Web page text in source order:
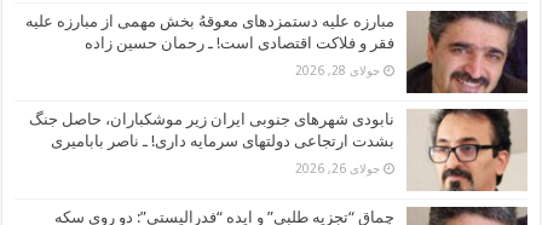
مبارزه علیه دستمزدهای معوقهُ بخش مهمی از مبارزه علیه
فقر و فلاکت اقتصادی است! ـ رحمان حسین زاده
جولای 28, 2026
نابودی شهرهای جنوبی ایران زیر موشکباران، حاصل جنگ
بشدت ارتجاعی دولتهای سرمایه داری! ـ ناصر بابامیری
جولای 26, 2026
چماق “تجزیه طلبی” و ایده “فدرالیستی”: دو روی سکه